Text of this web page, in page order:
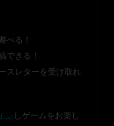
べる！
できる！
スレターを受け取れ
ン しゲームをお楽し